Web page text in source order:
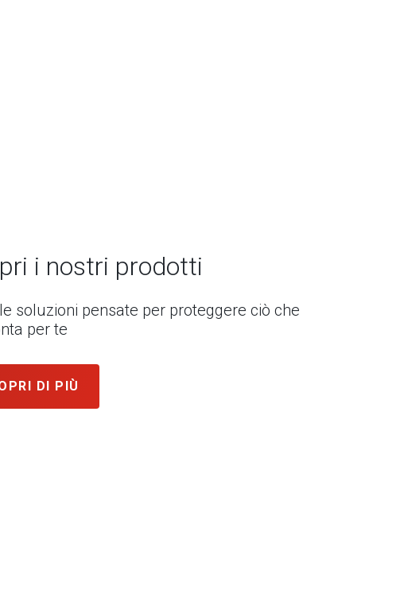
i nostri prodotti
soluzioni pensate per proteggere ciò che
per te
DI PIÙ